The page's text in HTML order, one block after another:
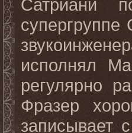
Сатриани
супергруппе
исполнял
регулярно
Фразер
записывает